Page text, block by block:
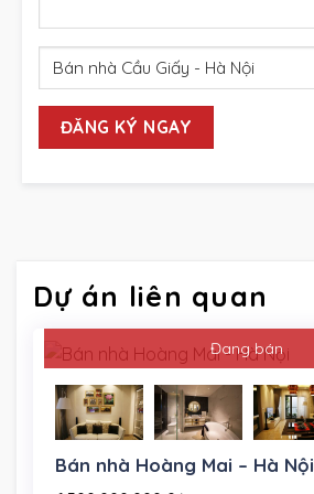
Dự án liên quan
Đang bán
Bán nhà Hoàng Mai – Hà Nội